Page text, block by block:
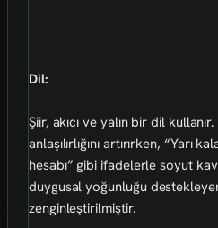
Dil:
Şiir, akıcı ve yalın bir dil
anlaşılırlığını artırırken, “Yarı
hesabı” gibi ifadelerle soyut
duygusal yoğunluğu
zenginleştirilmiştir.